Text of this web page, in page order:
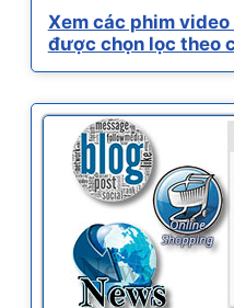
Xem các phim
được chọn lọc theo